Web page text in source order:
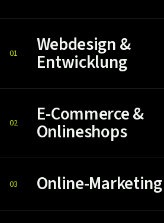
01 Webdesign &
Entwicklung
02 E-Commerce &
Onlineshops
03 Online-Marketing